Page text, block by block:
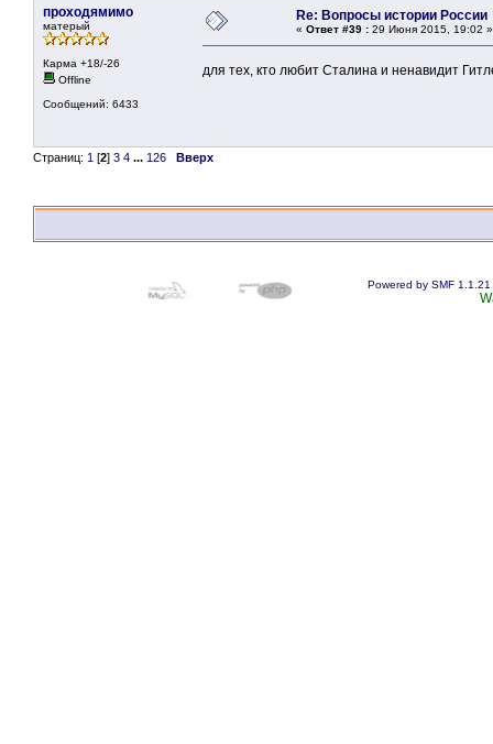
проходямимо
матерый
Карма +18/-26
Offline
Сообщений: 6433
Re: Вопросы истории России
« Ответ #39 : 29 Июня 2015, 19:02 »
для тех, кто любит Сталина и ненавидит
Страниц: 1 [2] 3 4 ... 126 Вверх
Powered by SMF 1.1.21